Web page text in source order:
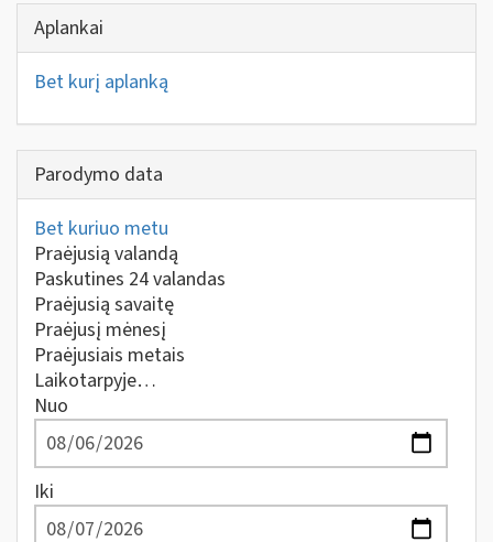
Aplankai
Bet kurį aplanką
Parodymo data
Bet kuriuo metu
Praėjusią valandą
Paskutines 24 valandas
Praėjusią savaitę
Praėjusį mėnesį
Praėjusiais metais
Laikotarpyje…
Nuo
Iki